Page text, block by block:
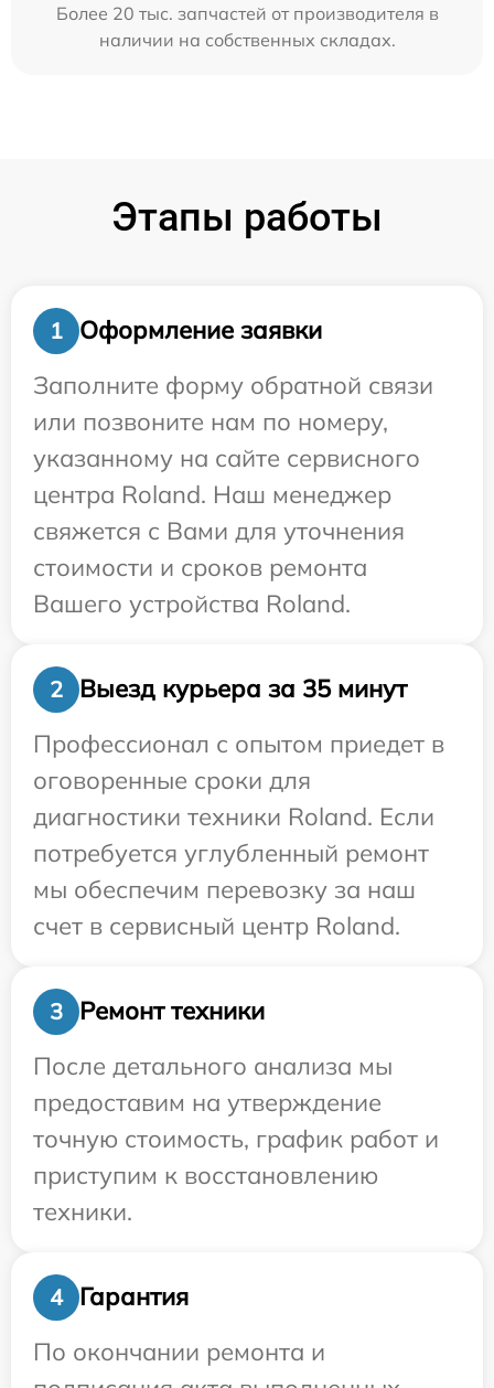
Более 20 тыс. запчастей от производителя в
наличии на собственных складах.
Этапы работы
1
Оформление заявки
Заполните форму обратной связи
или позвоните нам по номеру,
указанному на сайте сервисного
центра Roland. Наш менеджер
свяжется с Вами для уточнения
стоимости и сроков ремонта
Вашего устройства Roland.
2
Выезд курьера за 35 минут
Профессионал с опытом приедет в
оговоренные сроки для
диагностики техники Roland. Если
потребуется углубленный ремонт
мы обеспечим перевозку за наш
счет в сервисный центр Roland.
3
Ремонт техники
После детального анализа мы
предоставим на утверждение
точную стоимость, график работ и
приступим к восстановлению
техники.
4
Гарантия
По окончании ремонта и